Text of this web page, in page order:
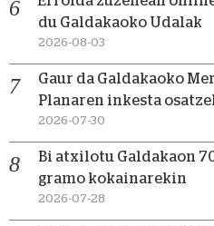
du Galdakaoko Udalak
2026-08-03
Gaur da Galdakaoko
Planaren inkesta
2026-07-30
Bi atxilotu Galdakaon
gramo kokainarekin
2026-07-28